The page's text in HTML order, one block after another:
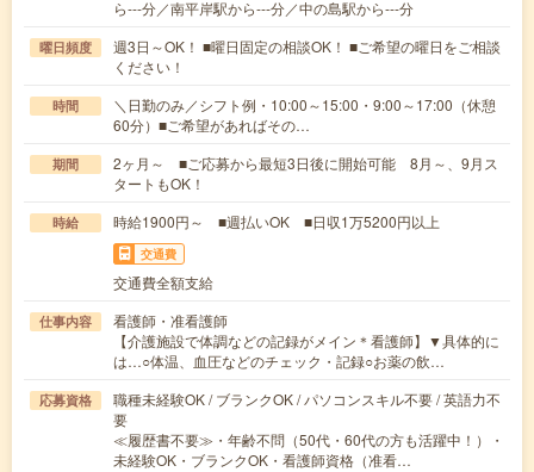
ら---分／南平岸駅から---分／中の島駅から---分
曜日頻度
週3日～OK！ ■曜日固定の相談OK！ ■ご希望の曜日をご相談
ください！
時間
＼日勤のみ／シフト例・10:00～15:00・9:00～17:00（休憩
60分）■ご希望があればその…
期間
2ヶ月～ ■ご応募から最短3日後に開始可能 8月～、9月ス
タートもOK！
時給 時給1900円～ ■週払いOK ■日収1万5200円以上
交通費
交通費全額支給
仕事内容
看護師・准看護師
【介護施設で体調などの記録がメイン＊看護師】▼具体的に
は…○体温、血圧などのチェック・記録○お薬の飲…
応募資格
職種未経験OK / ブランクOK / パソコンスキル不要 / 英語力不
要
≪履歴書不要≫・年齢不問（50代・60代の方も活躍中！）・
未経験OK・ブランクOK・看護師資格（准看…